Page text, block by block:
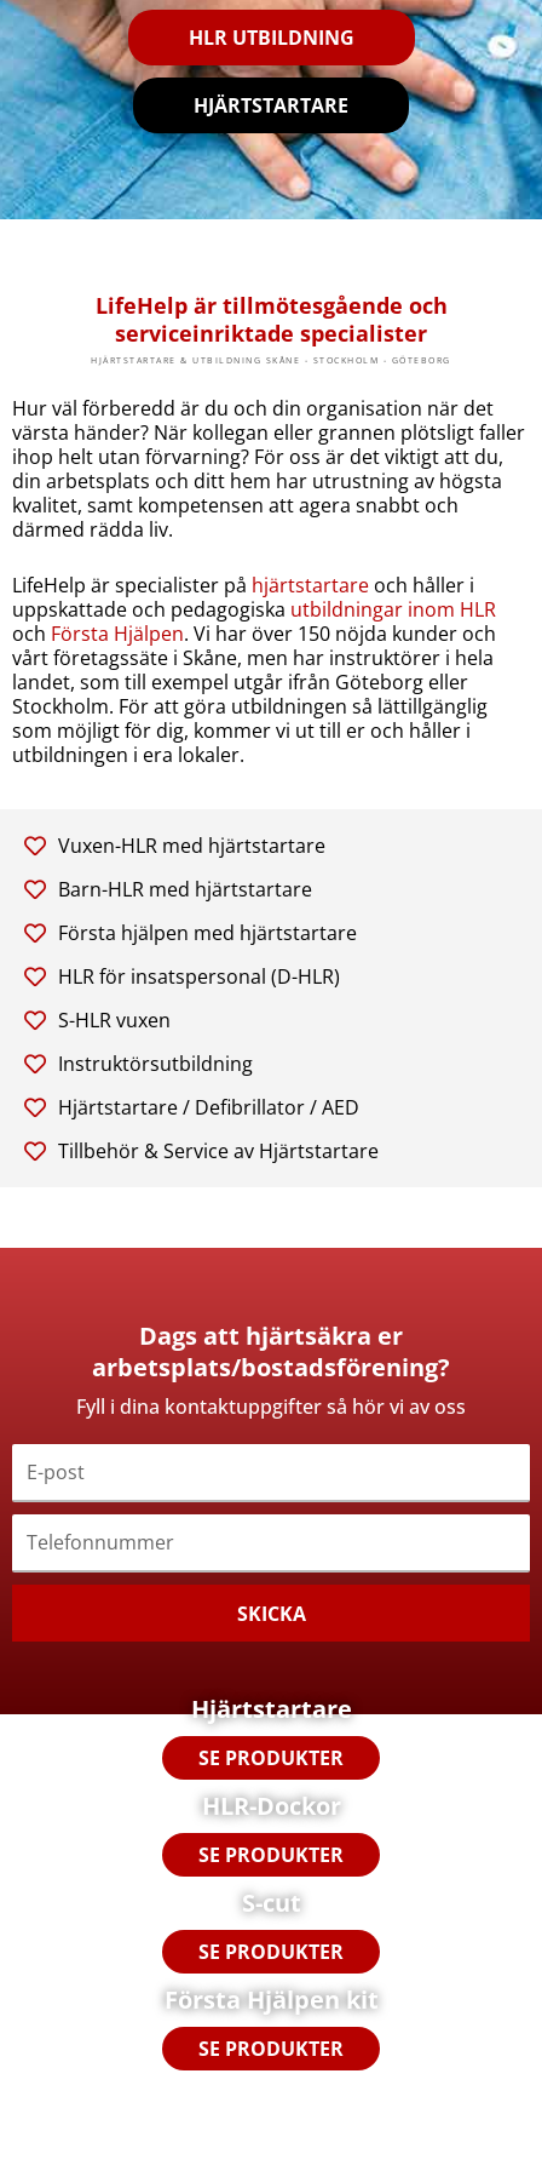
HLR UTBILDNING
HJÄRTSTARTARE
LifeHelp är tillmötesgående och
serviceinriktade specialister
HJÄRTSTARTARE & UTBILDNING SKÅNE - STOCKHOLM - GÖTEBORG
Hur väl förberedd är du och din organisation när det
värsta händer? När kollegan eller grannen plötsligt faller
ihop helt utan förvarning? För oss är det viktigt att du,
din arbetsplats och ditt hem har utrustning av högsta
kvalitet, samt kompetensen att agera snabbt och
därmed rädda liv.
LifeHelp är specialister på hjärtstartare och håller i
uppskattade och pedagogiska utbildningar inom HLR
och Första Hjälpen. Vi har över 150 nöjda kunder och
vårt företagssäte i Skåne, men har instruktörer i hela
landet, som till exempel utgår ifrån Göteborg eller
Stockholm. För att göra utbildningen så lättillgänglig
som möjligt för dig, kommer vi ut till er och håller i
utbildningen i era lokaler.
Vuxen-HLR med hjärtstartare
Barn-HLR med hjärtstartare
Första hjälpen med hjärtstartare
HLR för insatspersonal (D-HLR)
S-HLR vuxen
Instruktörsutbildning
Hjärtstartare / Defibrillator / AED
Tillbehör & Service av Hjärtstartare
Dags att hjärtsäkra er
arbetsplats/bostadsförening?
Fyll i dina kontaktuppgifter så hör vi av oss
p
t
l
o
u
SKICKA
Hjärtstartare
SE PRODUKTER
HLR-Dockor
SE PRODUKTER
S-cut
SE PRODUKTER
Första Hjälpen kit
SE PRODUKTER